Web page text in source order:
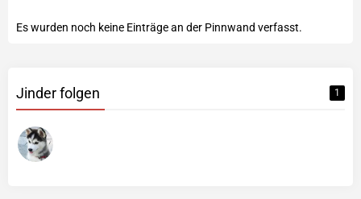
Es wurden noch keine Einträge an der Pinnwand verfasst.
Jinder folgen 1